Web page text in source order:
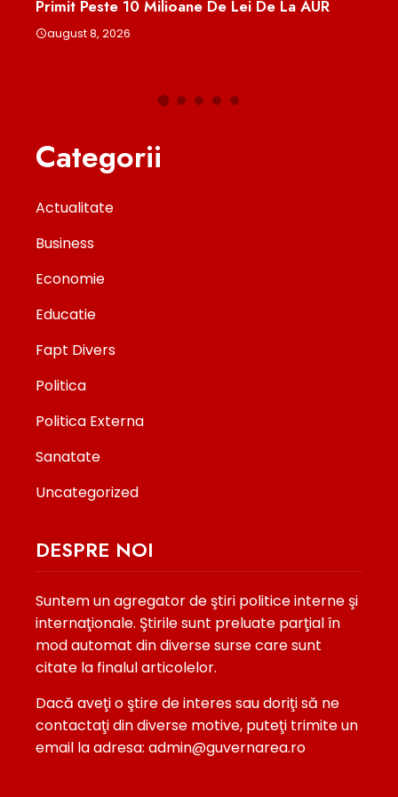
CFR
august 8, 2026
Categorii
Actualitate
Business
Economie
Educatie
Fapt Divers
Politica
Politica Externa
Sanatate
Uncategorized
DESPRE NOI
Suntem un agregator de ştiri politice interne şi
internaţionale. Ştirile sunt preluate parţial în
mod automat din diverse surse care sunt
citate la finalul articolelor.
Dacă aveţi o ştire de interes sau doriţi să ne
contactaţi din diverse motive, puteţi trimite un
email la adresa: admin@guvernarea.ro